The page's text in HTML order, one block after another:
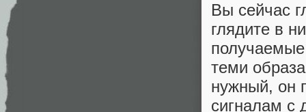
Вы сейчас
глядите в
теми
нужный, он
сигналам с